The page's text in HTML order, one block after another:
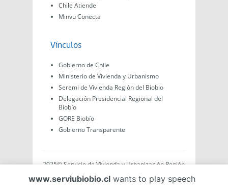
Chile Atiende
Minvu Conecta
Vínculos
Gobierno de Chile
Ministerio de Vivienda y Urbanismo
Seremi de Vivienda Región del Biobio
Delegación Presidencial Regional del
Biobío
GORE Biobío
Gobierno Transparente
2025© Servicio de Vivienda y Urbanización Región
Región del Biobío, Chile. Todo el contenido de este
www.serviubiobio.cl wants to play speech